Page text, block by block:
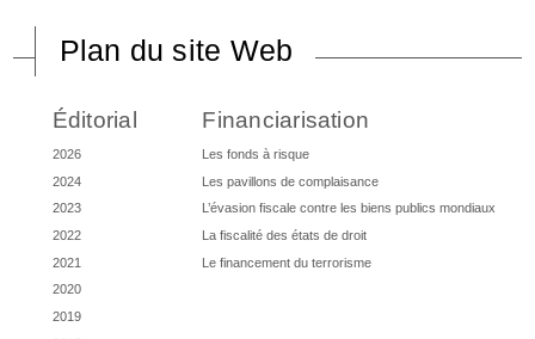
Plan du site Web
Éditorial
2026
2024
2023
2022
2021
2020
2019
Financiarisation
Les fonds à risque
Les pavillons de complaisance
L’évasion fiscale contre les biens publics mondiaux
La fiscalité des états de droit
Le financement du terrorisme